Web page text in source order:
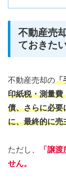
不動産売
ておきた
不動産売却の「
印紙税・測量費
債、さらに必要
に、最終的に売
ただし、
「譲
せん。